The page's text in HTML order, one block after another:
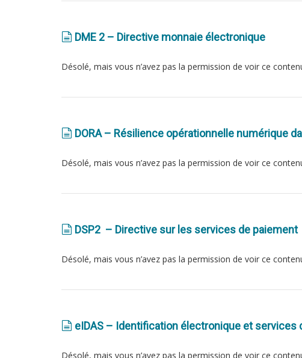
DME 2 – Directive monnaie électronique
Désolé, mais vous n’avez pas la permission de voir ce
DORA – Résilience opérationnelle numérique
Désolé, mais vous n’avez pas la permission de voir ce
DSP2 – Directive sur les services de paiement
Désolé, mais vous n’avez pas la permission de voir ce
eIDAS – Identification électronique et services
Désolé, mais vous n’avez pas la permission de voir ce